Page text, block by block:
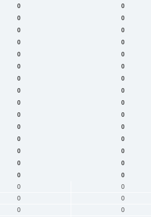
0 0
0 0
0 0
0 0
0 0
0 0
0 0
0 0
0 0
0 0
0 0
0 0
0 0
0 0
0 0
0 0
0 0
0 0